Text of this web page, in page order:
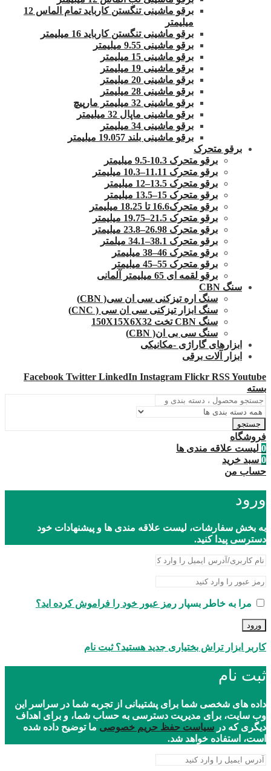
برقو ماشینی تنگستن کارباید تمام الماس 12
میلیمتر
برقو ماشینی تنگستن کارباید 16 میلیمتر
برقو ماشینی 9.55 میلیمتر
برقو ماشینی 15 میلیمتر
برقو ماشینی 19 میلیمتر
برقو ماشینی 20 میلیمتر
برقو ماشینی 28 میلیمتر
برقو ماشینی 32 میلیمتر مارپیچ
برقو ماشینی ماپال 32 میلیمتر
برقو ماشینی 34 میلیمتر
برقو ماشینی بلند 19.057 میلیمتر
برقو متحرک
برقو متحرک 10.3-9.5 میلیمتر
برقو متحرک 11.11–10.3 میلیمتر
برقو متحرک 13.5–12 میلیمتر
برقو متحرک 15–13.5 میلیمتر
برقو متحرک16.6 تا 18.25 میلیمتر
برقو متحرک 21.5–19.75 میلیمتر
برقو متحرک 26.98–23.8 میلیمتر
برقو متحرک 38.1–34.1 میلمتر
برقو متحرک 46–38 میلیمتر
برقو متحرک 55–45 میلیمتر
برقو لقمه ای 65 میلیمتر آلمانی
سنگ CBN
سنگ اره تیزکنی سی ان سی( CBN)
سنگ ابزار تیزکنی سی ان سی ( CNC)
سنگ CBN تخت 150X15X6X32
سنگ سی بی ان( CBN)
ابزارهای گاراژی -مکانیکی
ابزار آلات برقی
Facebook Twitter LinkedIn Instagram Flickr RSSYoutube
بسته
جستجو
فروشگاه
0 لیست علاقه مندی ها
0 سبد خرید
حساب من
ورود
به بخش سفارشات، لیست علاقه مندی ها و پیشنهادات خود
دسترسی پیدا کنید.
مرا به خاطر بسپار رمز عبور خود را فراموش کرده اید؟
ورود
کاربر ابزار تراش بختیاری جدید هستید؟ ثبت نام
ثبت نام
داده های شخصی شما برای پشتیبانی از تجربه شما در سراسر این
وب سایت، برای مدیریت دسترسی به حساب شما، و برای اهداف
دیگری که در سیاست حفظ حریم خصوصی ما توضیح داده شده
است، استفاده خواهد شد.